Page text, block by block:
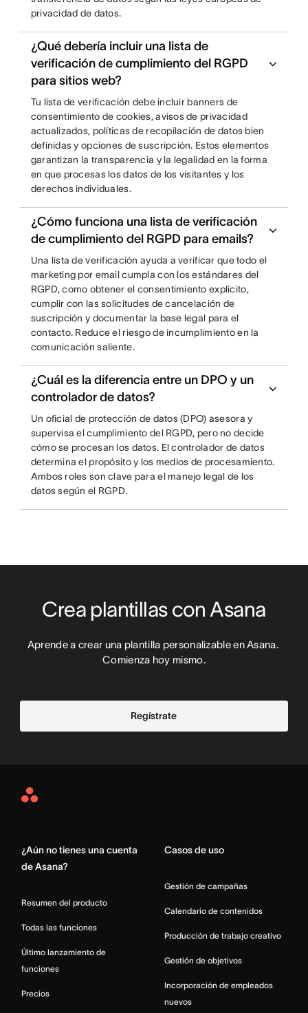
privacidad de datos.
¿Qué debería incluir una lista de
verificación de cumplimiento del RGPD
para sitios web?
Tu lista de verificación debe incluir banners de
consentimiento de cookies, avisos de privacidad
actualizados, políticas de recopilación de datos bien
definidas y opciones de suscripción. Estos elementos
garantizan la transparencia y la legalidad en la forma
en que procesas los datos de los visitantes y los
derechos individuales.
¿Cómo funciona una lista de verificación
de cumplimiento del RGPD para emails?
Una lista de verificación ayuda a verificar que todo el
marketing por email cumpla con los estándares del
RGPD, como obtener el consentimiento explícito,
cumplir con las solicitudes de cancelación de
suscripción y documentar la base legal para el
contacto. Reduce el riesgo de incumplimiento en la
comunicación saliente.
¿Cuál es la diferencia entre un DPO y un
controlador de datos?
Un oficial de protección de datos (DPO) asesora y
supervisa el cumplimiento del RGPD, pero no decide
cómo se procesan los datos. El controlador de datos
determina el propósito y los medios de procesamiento.
Ambos roles son clave para el manejo legal de los
datos según el RGPD.
Crea plantillas con Asana
Aprende a crear una plantilla personalizable en Asana.
Comienza hoy mismo.
Regístrate
Asana
¿Aún no tienes una cuenta
de Asana?
Resumen del producto
Todas las funciones
Último lanzamiento de
funciones
Precios
Casos de uso
Gestión de campañas
Calendario de contenidos
Producción de trabajo creativo
Gestión de objetivos
Incorporación de empleados
nuevos